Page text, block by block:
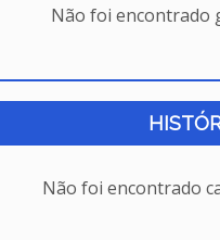
Não foi encontrado
Não foi encontrado